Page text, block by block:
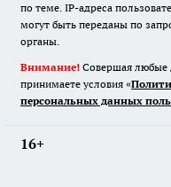
по теме. IP-адреса
могут быть переданы по
органы.
Внимание! Совершая любые
принимаете условия «
персональных данных
16+